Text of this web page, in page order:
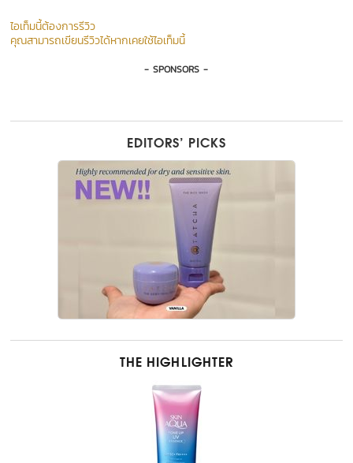
ไอเท็มนี้ต้องการรีวิว
คุณสามารถเขียนรีวิวได้หากเคยใช้ไอเท็มนี้
- SPONSORS -
EDITORS’ PICKS
THE HIGHLIGHTER